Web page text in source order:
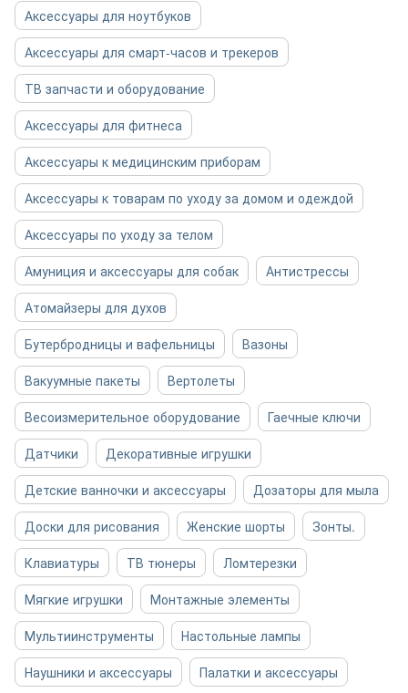
Аксессуары для ноутбуков
Аксессуары для смарт-часов и трекеров
ТВ запчасти и оборудование
Аксессуары для фитнеса
Аксессуары к медицинским приборам
Аксессуары к товарам по уходу за домом и одеждой
Аксессуары по уходу за телом
Амуниция и аксессуары для собак
Антистрессы
Атомайзеры для духов
Бутербродницы и вафельницы
Вазоны
Вакуумные пакеты
Вертолеты
Весоизмерительное оборудование
Гаечные ключи
Датчики
Декоративные игрушки
Детские ванночки и аксессуары
Дозаторы для мыла
Доски для рисования
Женские шорты
Зонты.
Клавиатуры
ТВ тюнеры
Ломтерезки
Мягкие игрушки
Монтажные элементы
Мультиинструменты
Настольные лампы
Наушники и аксессуары
Палатки и аксессуары